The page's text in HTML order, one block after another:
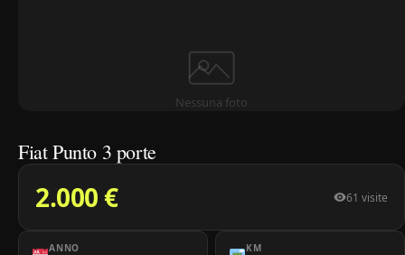
Nessuna foto
Fiat Punto 3 porte
2.000 € 61 visite
ANNO KM